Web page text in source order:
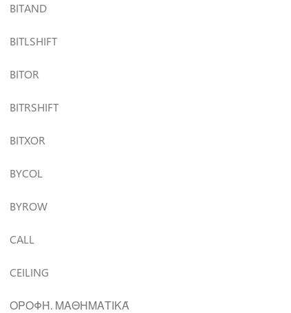
BITAND
BITLSHIFT
BITOR
BITRSHIFT
BITXOR
BYCOL
BYROW
CALL
CEILING
ΟΡΟΦΉ. ΜΑΘΗΜΑΤΙΚΆ